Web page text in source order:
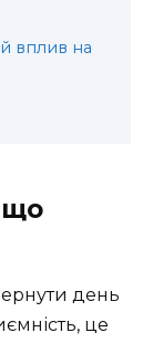
вплив на
що
день
це